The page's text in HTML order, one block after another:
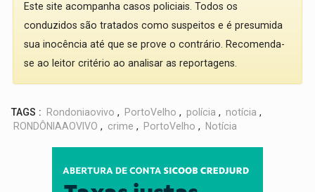
Este site acompanha casos policiais. Todos os
conduzidos são tratados como suspeitos e é presumida
sua inocência até que se prove o contrário. Recomenda-
se ao leitor critério ao analisar as reportagens.
TAGS : Rondoniaovivo , PortoVelho , polícia , notícia ,
RONDÔNIAAOVIVO , crime , PortoVelho , Notícia